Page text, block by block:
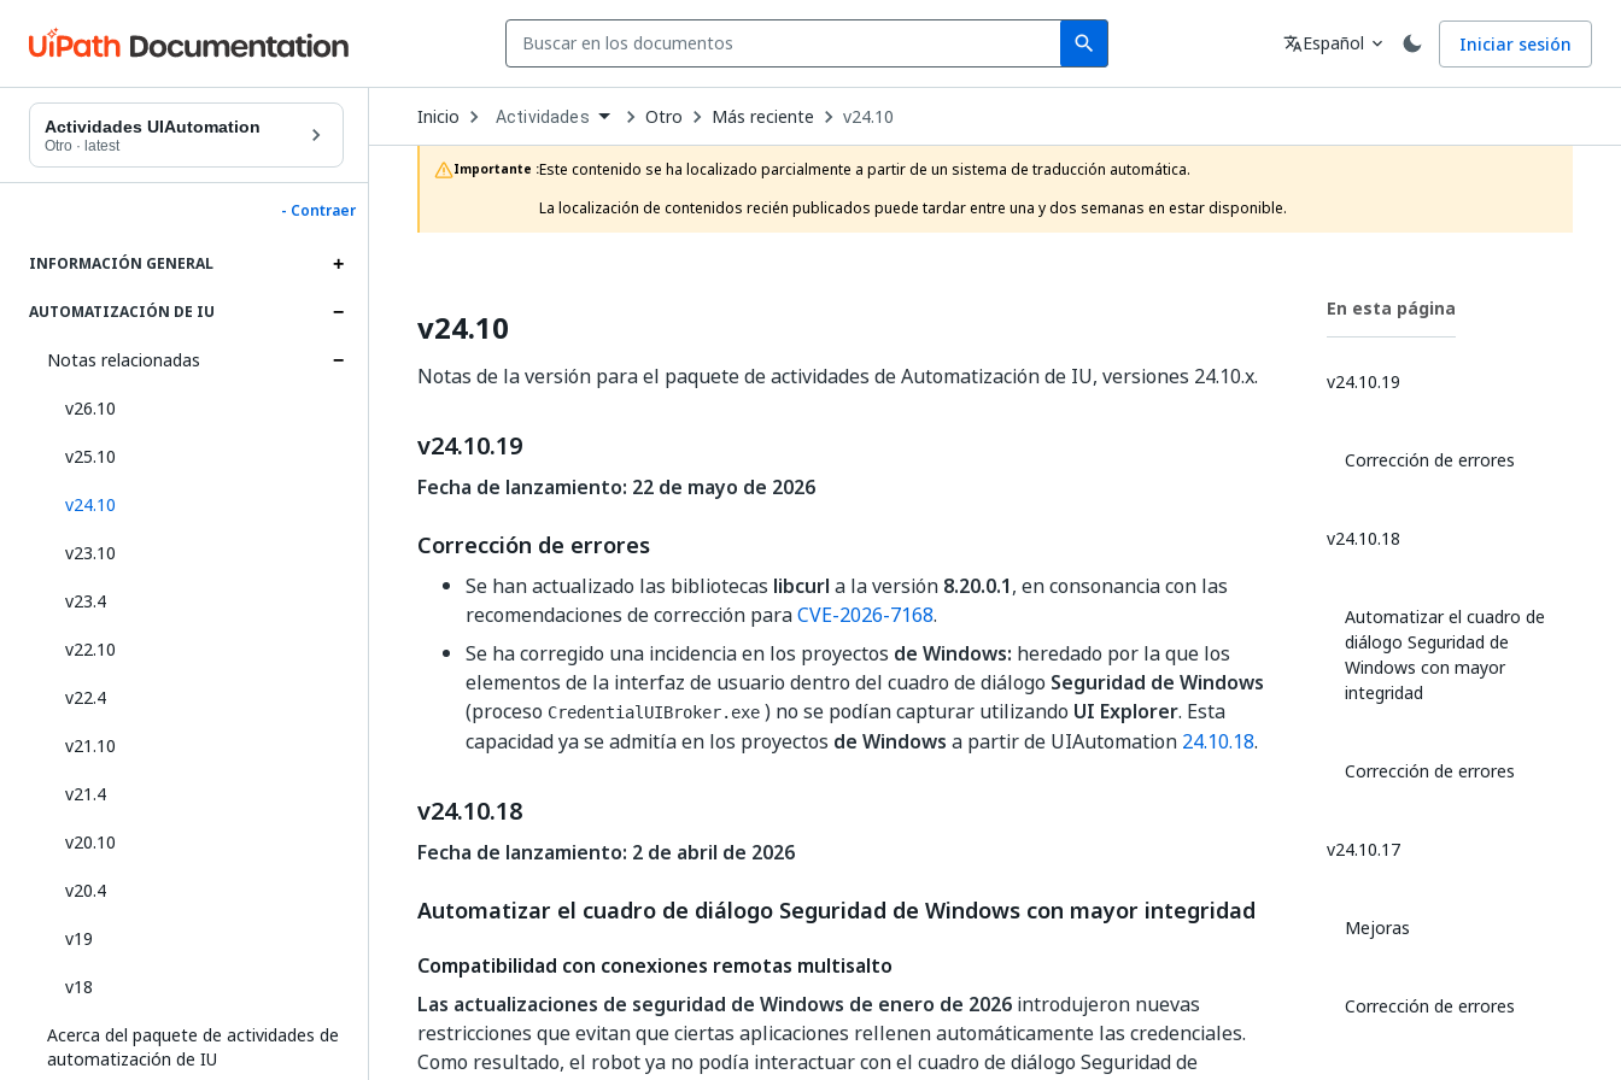
search
Search Idioma
translateEspañol expand_more Iniciar sesión
Actividades UIAutomation
Otro · latest
- Contraer
INFORMACIÓN GENERAL
AUTOMATIZACIÓN DE IU
Notas relacionadas
v26.10
v25.10
v24.10
v23.10
v23.4
v22.10
v22.4
v21.10
v21.4
v20.10
v20.4
v19
v18
Acerca del paquete de actividades de
automatización de IU
Inicio Open
Dropdown
to
choose
product
Actividades Otro Más reciente v24.10
Importante :Este contenido se ha localizado parcialmente a partir de un sistema de traducción automática.
La localización de contenidos recién publicados puede tardar entre una y dos semanas en estar disponible.
v24.10
Notas de la versión para el paquete de actividades de Automatización de IU, versiones 24.10.x.
v24.10.19
Fecha de lanzamiento: 22 de mayo de 2026
Corrección de errores
Se han actualizado las bibliotecas libcurl a la versión 8.20.0.1, en consonancia con las
recomendaciones de corrección paraCVE-2026-7168.
Se ha corregido una incidencia en los proyectos de Windows: heredado por la que los
elementos de la interfaz de usuario dentro del cuadro de diálogo Seguridad de Windows
(proceso CredentialUIBroker.exe ) no se podían capturar utilizando UI Explorer. Esta
capacidad ya se admitía en los proyectos de Windows a partir de UIAutomation 24.10.18.
v24.10.18
Fecha de lanzamiento: 2 de abril de 2026
Automatizar el cuadro de diálogo Seguridad de Windows con mayor integridad
Compatibilidad con conexiones remotas multisalto
Las actualizaciones de seguridad de Windows de enero de 2026 introdujeron nuevas
restricciones que evitan que ciertas aplicaciones rellenen automáticamente las credenciales.
Como resultado, el robot ya no podía interactuar con el cuadro de diálogo Seguridad de
En esta página
v24.10.19
Corrección de errores
v24.10.18
Automatizar el cuadro de
diálogo Seguridad de
Windows con mayor
integridad
Corrección de errores
v24.10.17
Mejoras
Corrección de errores